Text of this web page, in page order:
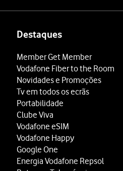
Destaques
Member Get Member
Vodafone Fiber to the Room
Novidades e Promoções
Tv em todos os ecrãs
Portabilidade
Clube Viva
Vodafone eSIM
Vodafone Happy
Google One
Energia Vodafone Repsol